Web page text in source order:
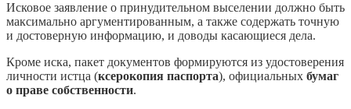
Исковое заявление о принудительном выселении должно быть
максимально аргументированным, а также содержать точную
и достоверную информацию, и доводы касающиеся дела.
Кроме иска, пакет документов формируются из удостоверения
личности истца (ксерокопия паспорта), официальных бумаг
о праве собственности.